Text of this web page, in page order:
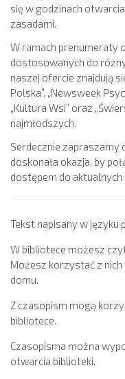
się w godzinach
zasadami.
W ramach prenumeraty
dostosowanych do
naszej ofercie znajdują
Polska”, „Newsweek
„Kultura Wsi” oraz
najmłodszych.
Serdecznie
doskonała okazja, by
dostępem do
Tekst napisany w języku
W bibliotece możesz
Możesz korzystać z
domu.
Z czasopism mogą
bibliotece.
Czasopisma można
otwarcia biblioteki.